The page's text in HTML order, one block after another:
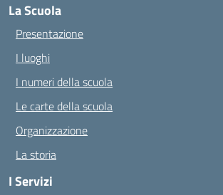
La Scuola
Presentazione
I luoghi
I numeri della scuola
Le carte della scuola
Organizzazione
La storia
I Servizi